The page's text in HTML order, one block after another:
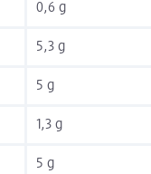
0,6 g
5,3 g
5 g
1,3 g
5 g